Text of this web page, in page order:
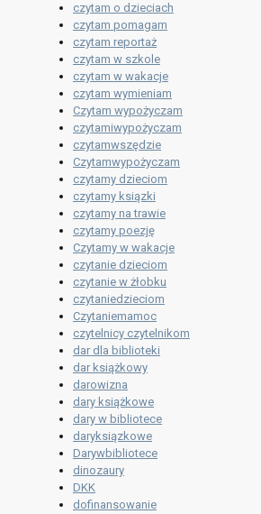
czytam o dzieciach
czytam pomagam
czytam reportaż
czytam w szkole
czytam w wakacje
czytam wymieniam
Czytam wypożyczam
czytamiwypożyczam
czytamwszędzie
Czytamwypożyczam
czytamy dzieciom
czytamy ksiązki
czytamy na trawie
czytamy poezję
Czytamy w wakacje
czytanie dzieciom
czytanie w żłobku
czytaniedzieciom
Czytaniemamoc
czytelnicy czytelnikom
dar dla biblioteki
dar książkowy
darowizna
dary książkowe
dary w bibliotece
daryksiązkowe
Darywbibliotece
dinozaury
DKK
dofinansowanie